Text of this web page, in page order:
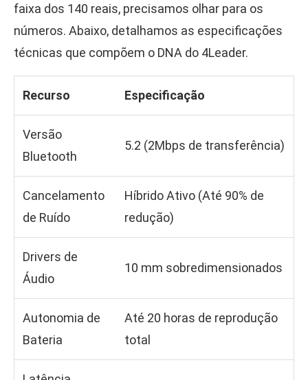
faixa dos 140 reais, precisamos olhar para os
números. Abaixo, detalhamos as especificações
técnicas que compõem o DNA do 4Leader.
Recurso Especificação
Versão
Bluetooth
5.2 (2Mbps de transferência)
Cancelamento
de Ruído
Híbrido Ativo (Até 90% de
redução)
Drivers de
Áudio
10 mm sobredimensionados
Autonomia de
Bateria
Até 20 horas de reprodução
total